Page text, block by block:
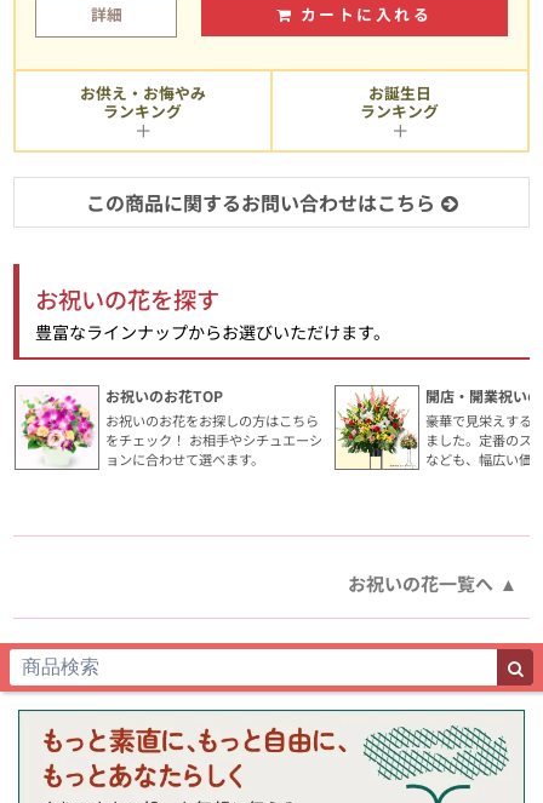
詳細 カートに入れる
お供え・お悔やみ
ランキング
お誕生日
ランキング
この商品に関するお問い合わせはこちら
お祝いの花を探す
豊富なラインナップからお選びいただけます。
お祝いのお花TOP
お祝いのお花をお探しの方はこちら
をチェック！ お相手やシチュエーシ
ョンに合わせて選べます。
開店・開業祝い
豪華で見栄えする
ました。定番のス
なども、幅広い価
お祝いの花一覧へ